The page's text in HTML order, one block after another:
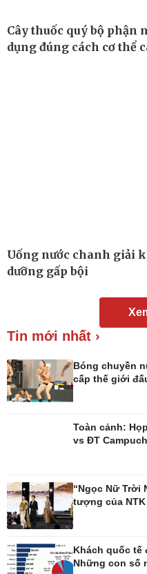
Trải nghiệm
Chuyển đổi số
Tình yêu - Gia đình
Cây thuốc quý bộ phận
dụng đúng cách cơ thể
Uống nước chanh giải
dưỡng gấp bội
Tin mới nhất ›
Bóng chuyền
cấp thế giới
Toàn cảnh:
vs ĐT
“Ngọc Nữ Trời
tượng của
Khách quốc tế
Những con số